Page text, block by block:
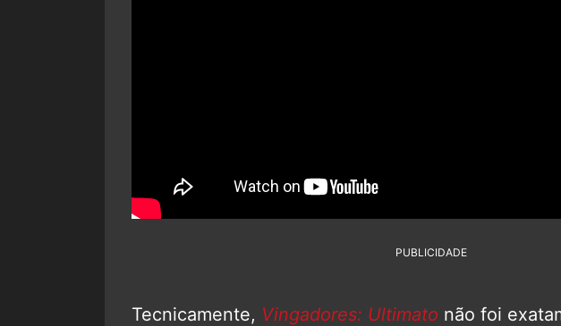
PUBLICIDADE
Tecnicamente, Vingadores: Ultimato não foi